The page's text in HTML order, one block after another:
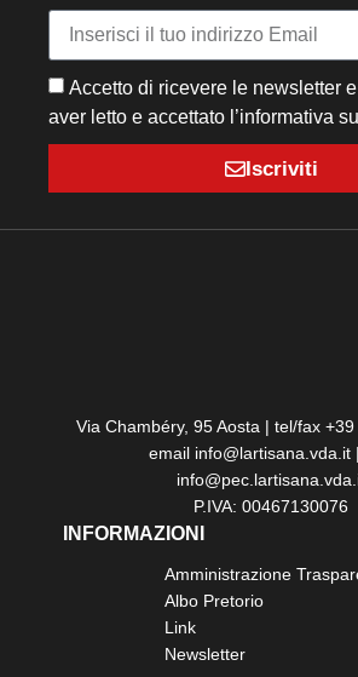
Accetto di ricevere le newsletter
aver letto e accettato l’informativa
Iscriviti
Via Chambéry, 95 Aosta | tel/fax
email info@lartisana.vda.it
P.IVA: 00467130076
INFORMAZIONI
Amministrazione
Albo Pretorio
Link
Newsletter